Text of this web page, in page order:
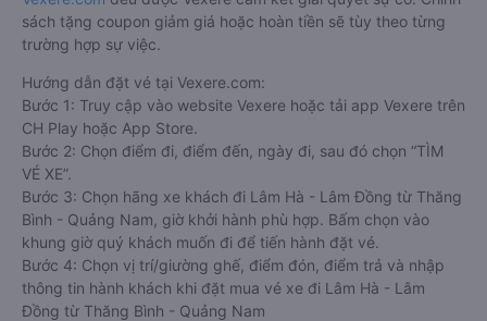
sách tặng coupon giảm giá hoặc hoàn tiền sẽ tùy theo từng
trường hợp sự việc.
Hướng dẫn đặt vé tại Vexere.com:
Bước 1: Truy cập vào website Vexere hoặc tải app Vexere trên
CH Play hoặc App Store.
Bước 2: Chọn điểm đi, điểm đến, ngày đi, sau đó chọn “TÌM
VÉ XE”.
Bước 3: Chọn hãng xe khách đi Lâm Hà - Lâm Đồng từ Thăng
Bình - Quảng Nam, giờ khởi hành phù hợp. Bấm chọn vào
khung giờ quý khách muốn đi để tiến hành đặt vé.
Bước 4: Chọn vị trí/giường ghế, điểm đón, điểm trả và nhập
thông tin hành khách khi đặt mua vé xe đi Lâm Hà - Lâm
Đồng từ Thăng Bình - Quảng Nam